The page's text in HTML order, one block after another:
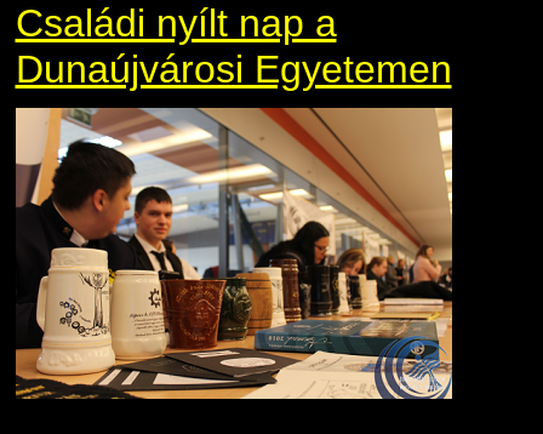
Családi nyílt nap a
Dunaújvárosi Egyetemen